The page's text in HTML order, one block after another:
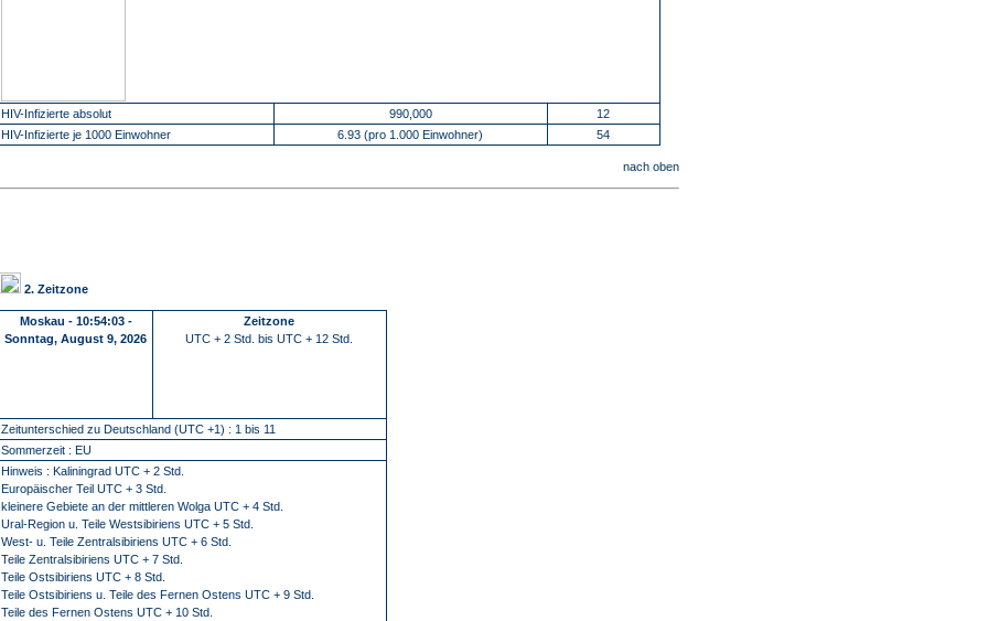
HIV-Infizierte absolut 990,000
12
HIV-Infizierte je 1000 Einwohner
6.93 (pro 1.000 Einwohner) 54
nach oben
2. Zeitzone
Moskau - 10:54:04 -
Sonntag, August 9, 2026
Zeitzone
UTC + 2 Std. bis UTC + 12 Std.
Zeitunterschied zu Deutschland (UTC +1) : 1 bis 11
Sommerzeit : EU
Hinweis : Kaliningrad UTC + 2 Std.
Europäischer Teil UTC + 3 Std.
kleinere Gebiete an der mittleren Wolga UTC + 4 Std.
Ural-Region u. Teile Westsibiriens UTC + 5 Std.
West- u. Teile Zentralsibiriens UTC + 6 Std.
Teile Zentralsibiriens UTC + 7 Std.
Teile Ostsibiriens UTC + 8 Std.
Teile Ostsibiriens u. Teile des Fernen Ostens UTC + 9 Std.
Teile des Fernen Ostens UTC + 10 Std.